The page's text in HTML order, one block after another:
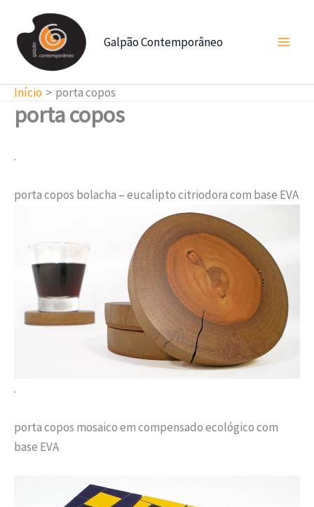
conteúdo
Galpão Contemporâneo
Início porta copos
porta copos
.
porta copos bolacha – eucalipto citriodora com base EVA
.
porta copos mosaico em compensado ecológico com
base EVA